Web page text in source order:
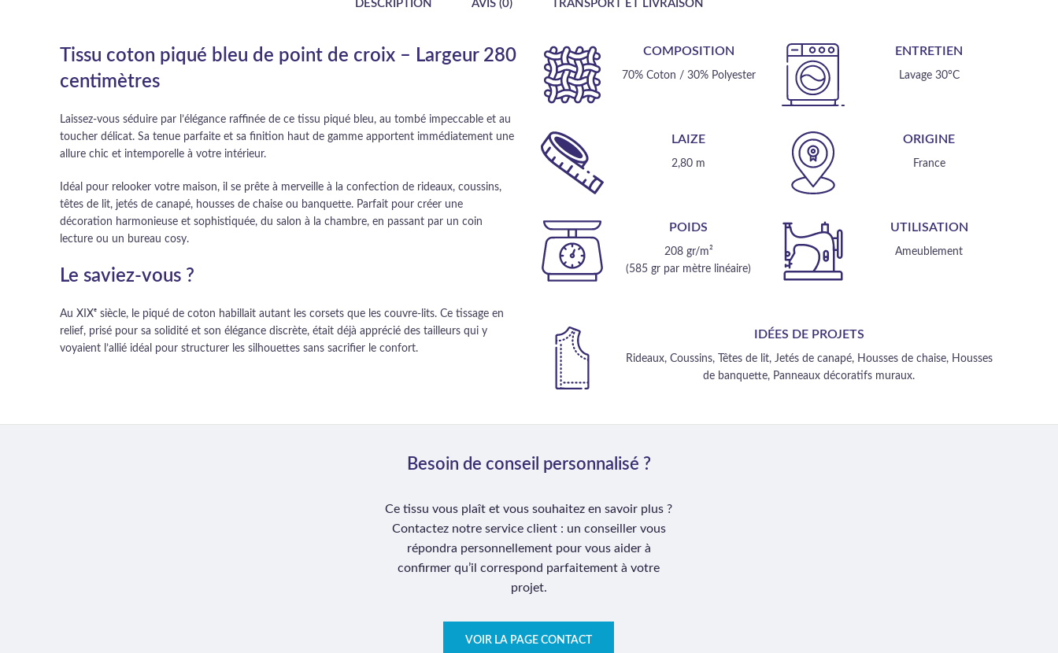
DESCRIPTION AVIS (0) TRANSPORT ET LIVRAISON
Tissu coton piqué bleu de point de croix – Largeur 280
centimètres
Laissez-vous séduire par l’élégance raffinée de ce tissu piqué bleu, au tombé impeccable et au
toucher délicat. Sa tenue parfaite et sa finition haut de gamme apportent immédiatement une
allure chic et intemporelle à votre intérieur.
Idéal pour relooker votre maison, il se prête à merveille à la confection de rideaux, coussins,
têtes de lit, jetés de canapé, housses de chaise ou banquette. Parfait pour créer une
décoration harmonieuse et sophistiquée, du salon à la chambre, en passant par un coin
lecture ou un bureau cosy.
Le saviez-vous ?
Au XIXᵉ siècle, le piqué de coton habillait autant les corsets que les couvre-lits. Ce tissage en
relief, prisé pour sa solidité et son élégance discrète, était déjà apprécié des tailleurs qui y
voyaient l’allié idéal pour structurer les silhouettes sans sacrifier le confort.
COMPOSITION
70% Coton / 30% Polyester
LAIZE
2,80 m
POIDS
208 gr/m²
(585 gr par mètre linéaire)
ENTRETIEN
Lavage 30°C
ORIGINE
France
UTILISATION
Ameublement
IDÉES DE PROJETS
Rideaux, Coussins, Têtes de lit, Jetés de canapé, Housses de chaise, Housses
de banquette, Panneaux décoratifs muraux.
Besoin de conseil personnalisé ?
Ce tissu vous plaît et vous souhaitez en savoir plus ?
Contactez notre service client : un conseiller vous
répondra personnellement pour vous aider à
confirmer qu’il correspond parfaitement à votre
projet.
VOIR LA PAGE CONTACT